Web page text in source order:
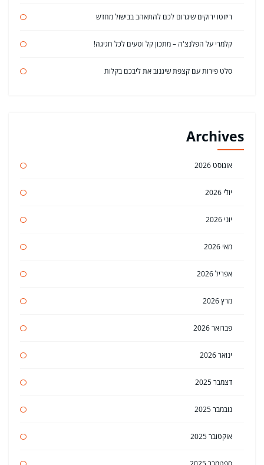
ריזוטו ירוקים שיגרום לכם להתאהב בבישול מחדש
קלמרי על הפלנצ'ה – מתכון קל וטעים לכל חגיגה!
סלט פירות עם קצפת שיגנוב את ליבכם בקלות
Archives
אוגוסט 2026
יולי 2026
יוני 2026
מאי 2026
אפריל 2026
מרץ 2026
פברואר 2026
ינואר 2026
דצמבר 2025
נובמבר 2025
אוקטובר 2025